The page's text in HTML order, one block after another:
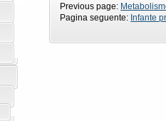
Previous page:
Pagina seguente: Infante